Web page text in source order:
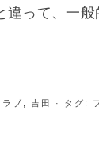
違って、一
ブ 吉田 · タグ: